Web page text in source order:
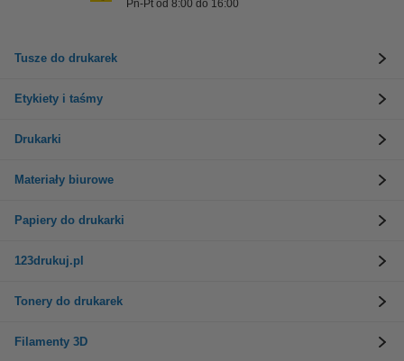
Pn-Pt od 8:00 do 16:00
Tusze do drukarek
Etykiety i taśmy
Drukarki
Materiały biurowe
Papiery do drukarki
123drukuj.pl
Tonery do drukarek
Filamenty 3D